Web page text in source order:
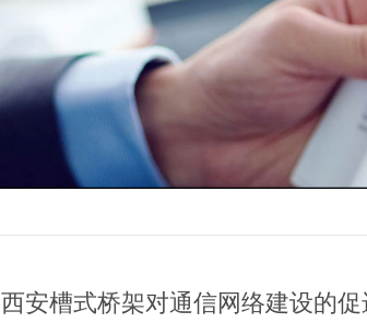
西安槽式桥架对通信网络建设的促